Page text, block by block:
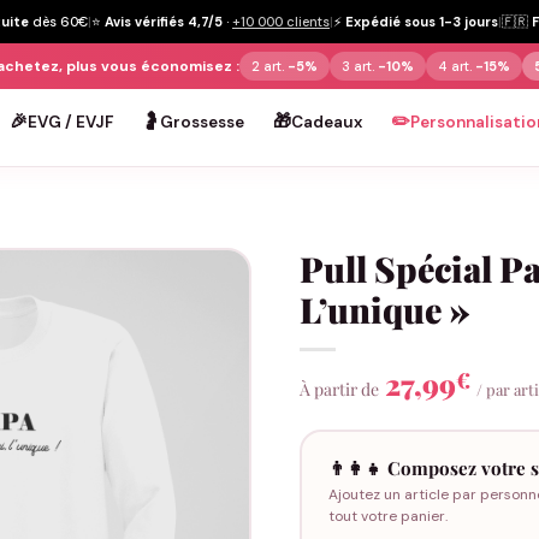
dès 60€|⭐ Avis vérifiés 4,7/5 · +10 000 clients|⚡ Expédié sous 1-3 jours|🇫🇷
plus vous économisez : 2 art. -5% 3 art. -10% 4 art. -15%
🎉EVG / EVJF 🤰 Grossesse 🎁Cadeaux ✏️
Pull Spécial
L’unique »
À partir de 27,99€ / par
👨‍👩‍👧 Composez votre
Ajoutez un article par
tout votre panier.